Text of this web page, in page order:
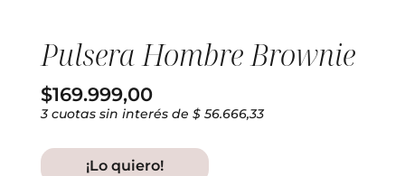
Pulsera Hombre Brownie
$169.999,00
3 cuotas sin interés de $ 56.666,33
¡Lo quiero!